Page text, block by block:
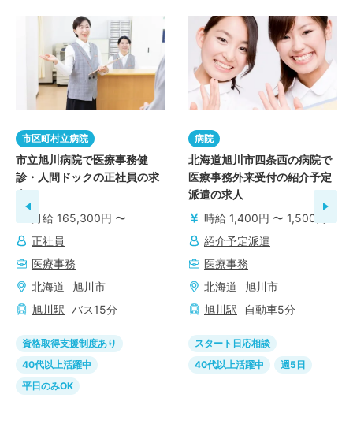
市区町村立病院
市立旭川病院で医療事務健
診・人間ドックの正社員の求
人
月給 165,300円 〜
正社員
医療事務
北海道
旭川市
旭川駅 バス15分
資格取得支援制度あり
40代以上活躍中
平日のみOK
病院
北海道旭川市四条西の病院で
医療事務外来受付の紹介予定
派遣の求人
時給 1,400円 〜 1,500円
紹介予定派遣
医療事務
北海道
旭川市
旭川駅 自動車5分
スタート日応相談
40代以上活躍中
週5日